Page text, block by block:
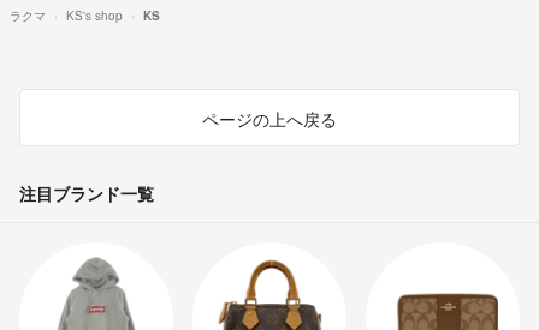
ラクマ KS's shop KS
ページの上へ戻る
注目ブランド一覧